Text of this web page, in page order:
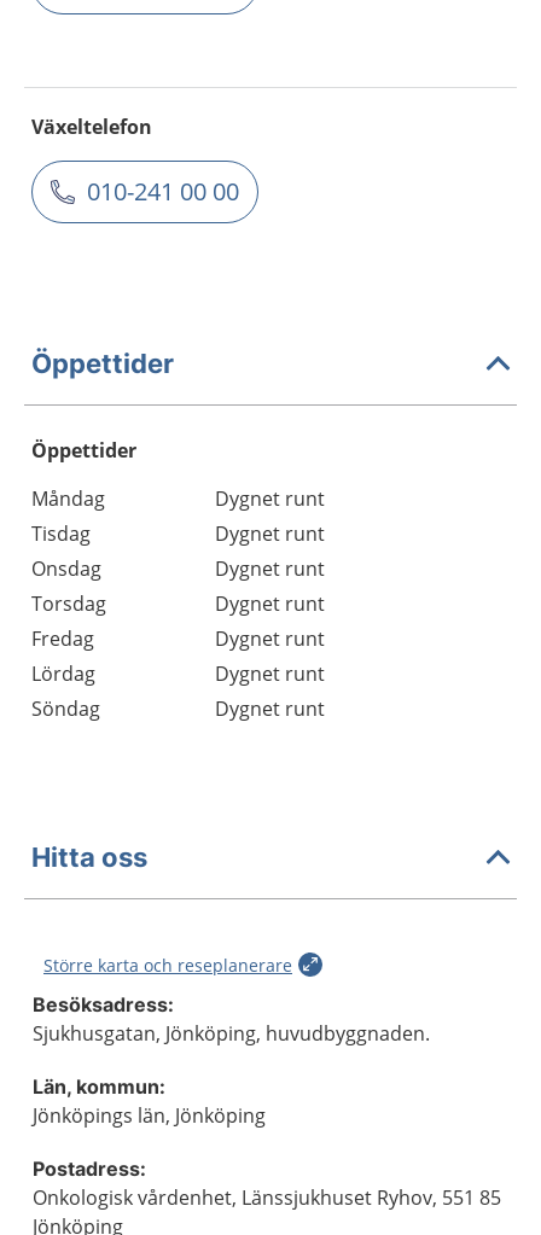
Växeltelefon
010-241 00 00
Öppettider
Öppettider
Dag
Öppettider
Kommentarer
Måndag
Dygnet runt
Tisdag
Dygnet runt
Onsdag
Dygnet runt
Torsdag
Dygnet runt
Fredag
Dygnet runt
Lördag
Dygnet runt
Söndag
Dygnet runt
Hitta oss
Större karta och reseplanerare
Besöksadress:
Sjukhusgatan, Jönköping, huvudbyggnaden.
Län, kommun:
Jönköpings län, Jönköping
Postadress:
Onkologisk vårdenhet, Länssjukhuset Ryhov, 551 85
Jönköping